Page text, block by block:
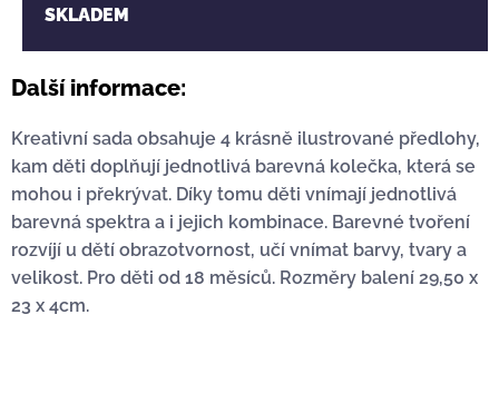
SKLADEM
Další informace:
Kreativní sada obsahuje 4 krásně ilustrované předlohy,
kam děti doplňují jednotlivá barevná kolečka, která se
mohou i překrývat. Díky tomu děti vnímají jednotlivá
barevná spektra a i jejich kombinace. Barevné tvoření
rozvíjí u dětí obrazotvornost, učí vnímat barvy, tvary a
velikost. Pro děti od 18 měsíců. Rozměry balení 29,50 x
23 x 4cm.